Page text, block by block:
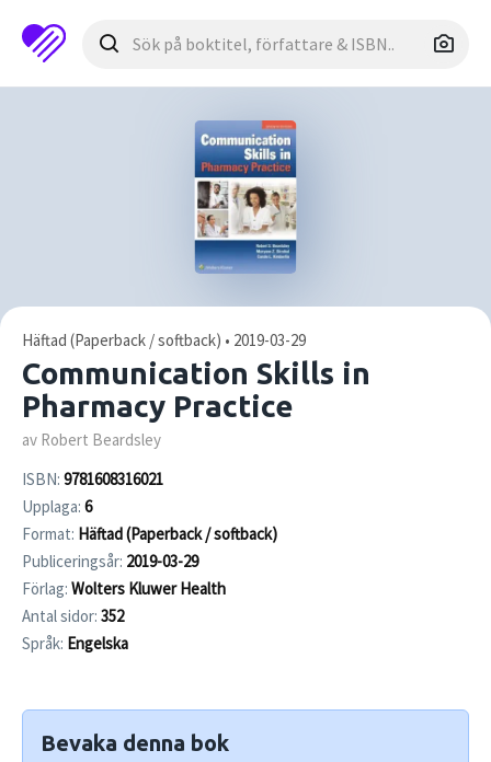
Häftad (Paperback / softback) • 2019-03-29
Communication Skills in
Pharmacy Practice
av Robert Beardsley
ISBN: 9781608316021
Upplaga: 6
Format: Häftad (Paperback / softback)
Publiceringsår: 2019-03-29
Förlag: Wolters Kluwer Health
Antal sidor: 352
Språk: Engelska
Bevaka denna bok